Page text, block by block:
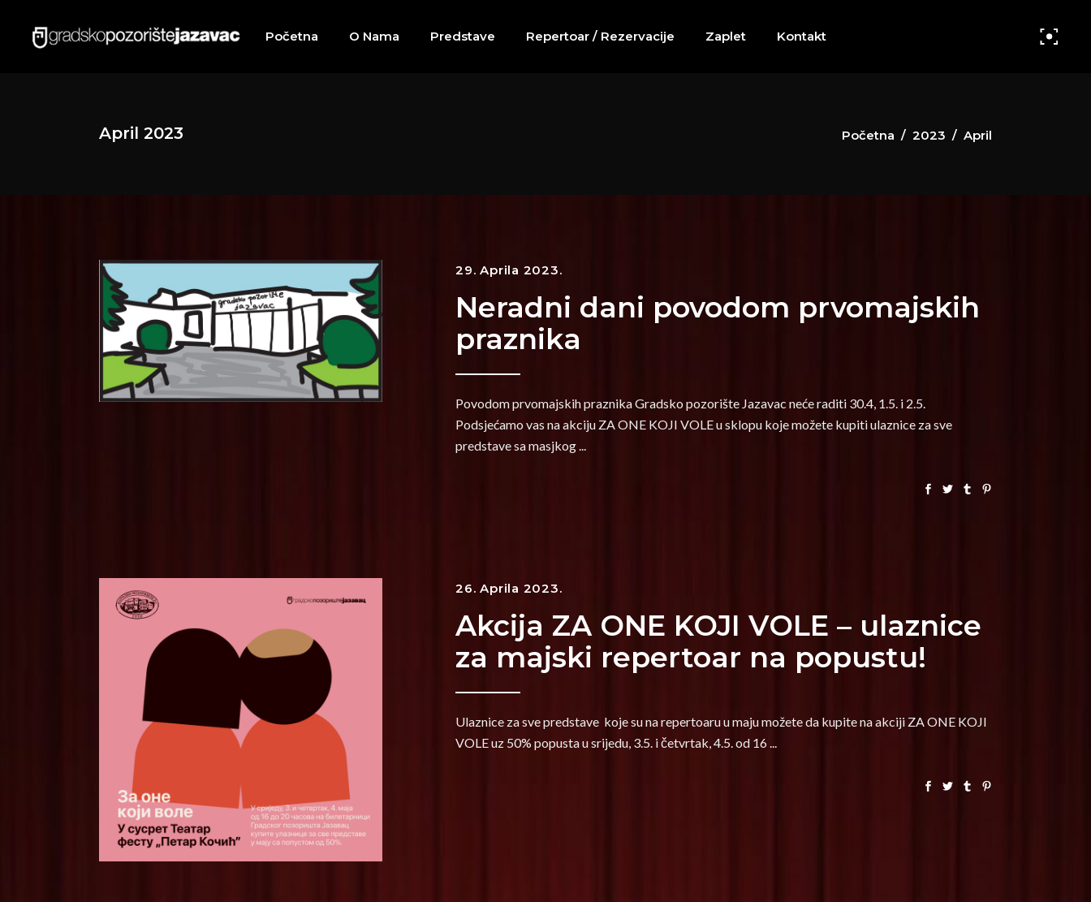
Početna O Nama Predstave Repertoar / Rezervacije Zaplet Kontakt
April 2023 Početna / 2023 / April
29. Aprila 2023.
Neradni dani povodom prvomajskih
praznika
Povodom prvomajskih praznika Gradsko pozorište Jazavac neće raditi 30.4, 1.5. i 2.5.
Podsjećamo vas na akciju ZA ONE KOJI VOLE u sklopu koje možete kupiti ulaznice za sve
predstave sa masjkog
26. Aprila 2023.
Akcija ZA ONE KOJI VOLE – ulaznice
za majski repertoar na popustu!
Ulaznice za sve predstave koje su na repertoaru u maju možete da kupite na akciji ZA ONE KOJI
VOLE uz 50% popusta u srijedu, 3.5. i četvrtak, 4.5. od 16